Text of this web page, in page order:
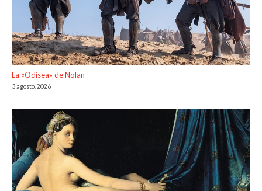
La «Odisea» de Nolan
3 agosto, 2026